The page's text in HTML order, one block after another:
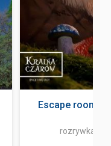
Escape room -
rozrywka i